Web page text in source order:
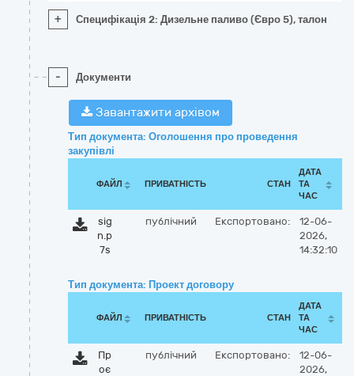
+ Специфікація 2: Дизельне паливо (Євро 5), талон
- Документи
Завантажити архівом
Тип документа: Оголошення про проведення
закупівлі
ФАЙЛ ПРИВАТНІСТЬ СТАН
ДАТА
ТА
ЧАС
sig
n.p
7s
публічний Експортовано:
12-06-
2026,
14:32:10
Тип документа: Проект договору
ФАЙЛ ПРИВАТНІСТЬ СТАН
ДАТА
ТА
ЧАС
Пр
оє
публічний Експортовано:
12-06-
2026,